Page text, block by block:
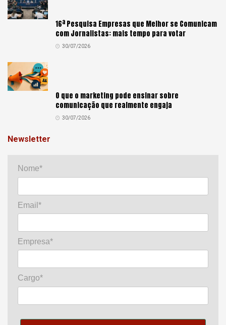
16ª Pesquisa Empresas que Melhor se Comunicam
com Jornalistas: mais tempo para votar
30/07/2026
O que o marketing pode ensinar sobre
comunicação que realmente engaja
30/07/2026
Newsletter
Nome*
Email*
Empresa*
Cargo*